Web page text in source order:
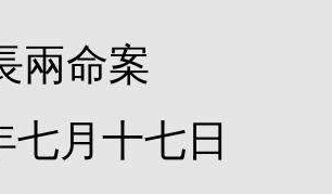
兩命案
月十七日